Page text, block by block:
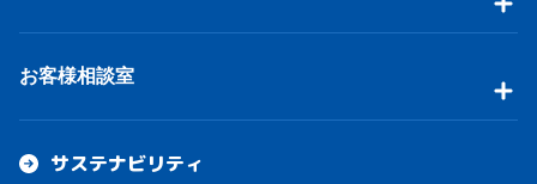
お客様相談室
サステナビリティ